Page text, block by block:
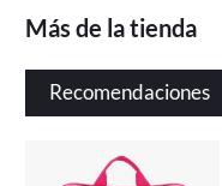
Más de la tienda
Recomendaciones